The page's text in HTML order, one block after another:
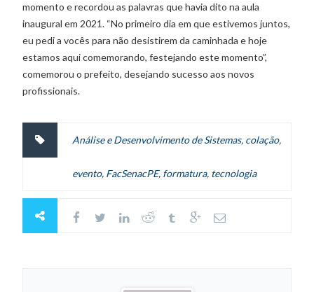
momento e recordou as palavras que havia dito na aula
inaugural em 2021. “No primeiro dia em que estivemos juntos,
eu pedi a vocês para não desistirem da caminhada e hoje
estamos aqui comemorando, festejando este momento”,
comemorou o prefeito, desejando sucesso aos novos
profissionais.
Análise e Desenvolvimento de Sistemas, colação,
evento, FacSenacPE, formatura, tecnologia